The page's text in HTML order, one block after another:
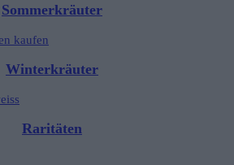
Sommerkräuter
Winterkräuter
Raritäten